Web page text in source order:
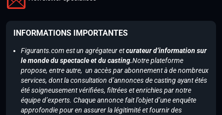
INFORMATIONS IMPORTANTES
Figurants.com est un agrégateur etcurateur d’information sur
le monde du spectacle et du casting.Notre plateforme
propose, entre autre, un accès par abonnement à de nombreux
services, dont la consultation d’annonces de casting ayant étés
été soigneusement vérifiées, filtrées et enrichies par notre
équipe d’experts. Chaque annonce fait l’objet d’une enquête
approfondie pour en assurer la légitimité et fournir des